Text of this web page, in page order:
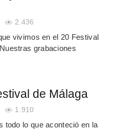
2.436
vivimos en el 20 Festival
grabaciones
de Málaga
1.910
todo lo que aconteció en la